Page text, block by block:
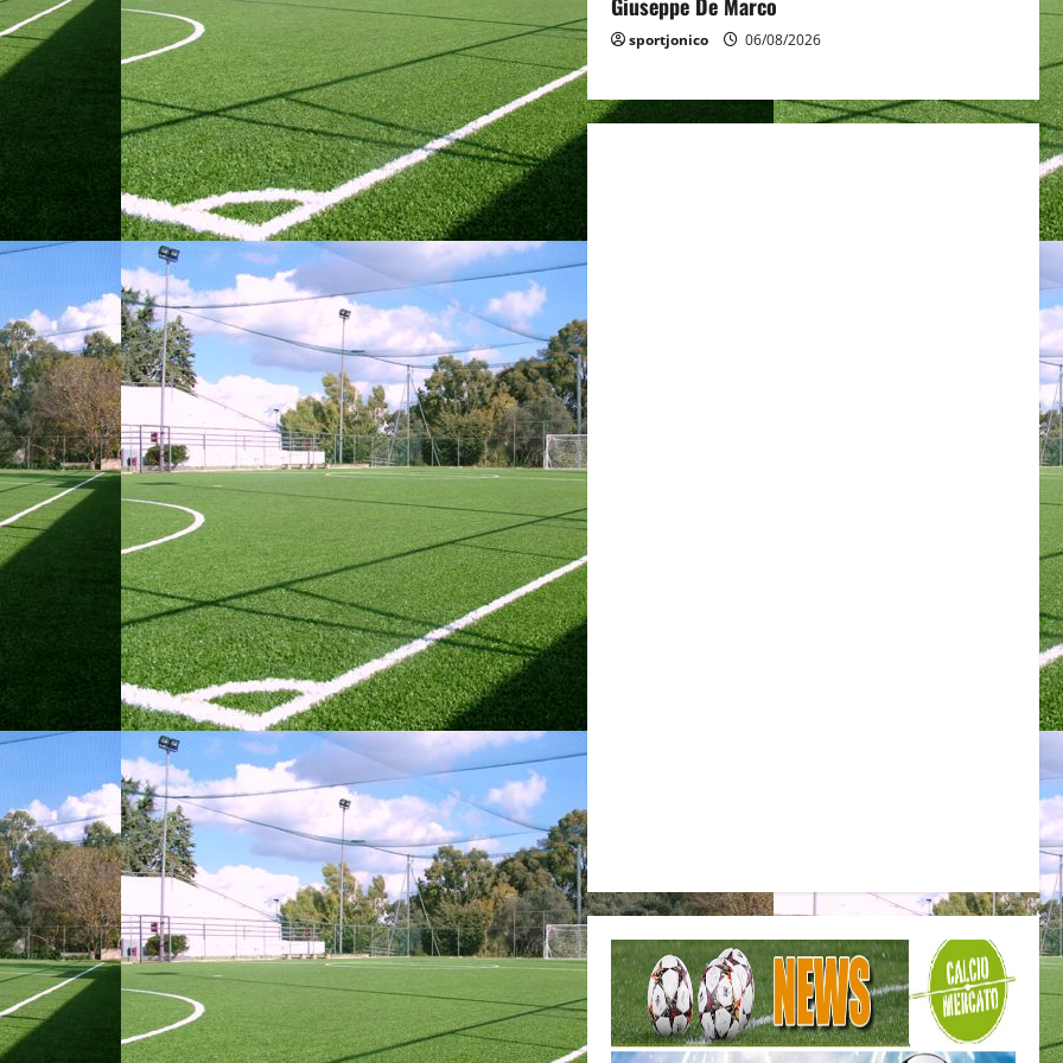
Giuseppe De Marco
sportjonico 06/08/2026